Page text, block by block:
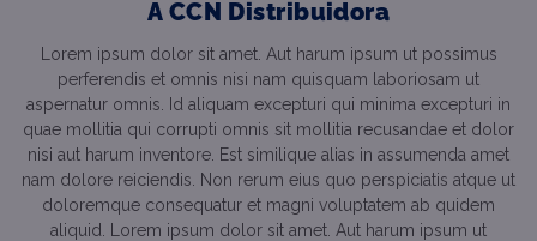
A CCN Distribuidora
Lorem ipsum dolor sit amet. Aut harum ipsum ut possimus
perferendis et omnis nisi nam quisquam laboriosam ut
aspernatur omnis. Id aliquam excepturi qui minima excepturi in
quae mollitia qui corrupti omnis sit mollitia recusandae et dolor
nisi aut harum inventore. Est similique alias in assumenda amet
nam dolore reiciendis. Non rerum eius quo perspiciatis atque ut
doloremque consequatur et magni voluptatem ab quidem
aliquid. Lorem ipsum dolor sit amet. Aut harum ipsum ut